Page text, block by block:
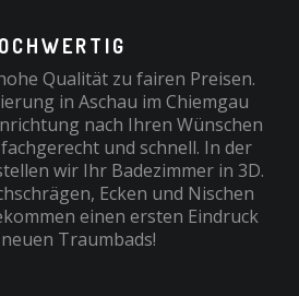
Qualität zu fairen Preisen.
in Aschau im Chiemgau
nach Ihren Wünschen
und schnell. In der
wir Ihr Badezimmer in 3D.
Ecken und Nischen
einen ersten Eindruck
Traumbads!